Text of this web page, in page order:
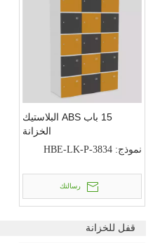
15 باب ABS البلاستيك
الخزانة
نموذج: HBE-LK-P-3834
رسالتك
قفل للخزانة